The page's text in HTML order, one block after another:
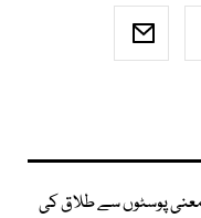
پوسٹوں سے طلاق کی